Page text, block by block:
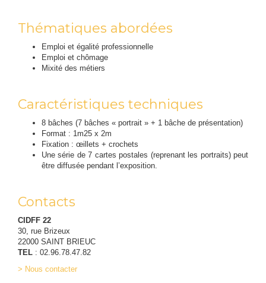
Thématiques abordées
Emploi et égalité professionnelle
Emploi et chômage
Mixité des métiers
Caractéristiques techniques
8 bâches (7 bâches « portrait » + 1 bâche de présentation)
Format : 1m25 x 2m
Fixation : œillets + crochets
Une série de 7 cartes postales (reprenant les portraits) peut
être diffusée pendant l’exposition.
Contacts
CIDFF 22
30, rue Brizeux
22000 SAINT BRIEUC
TEL : 02.96.78.47.82
> Nous contacter